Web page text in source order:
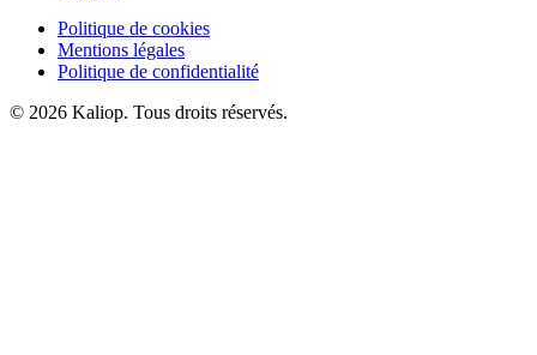
Politique de cookies
Mentions légales
Politique de confidentialité
© 2026 Kaliop. Tous droits réservés.